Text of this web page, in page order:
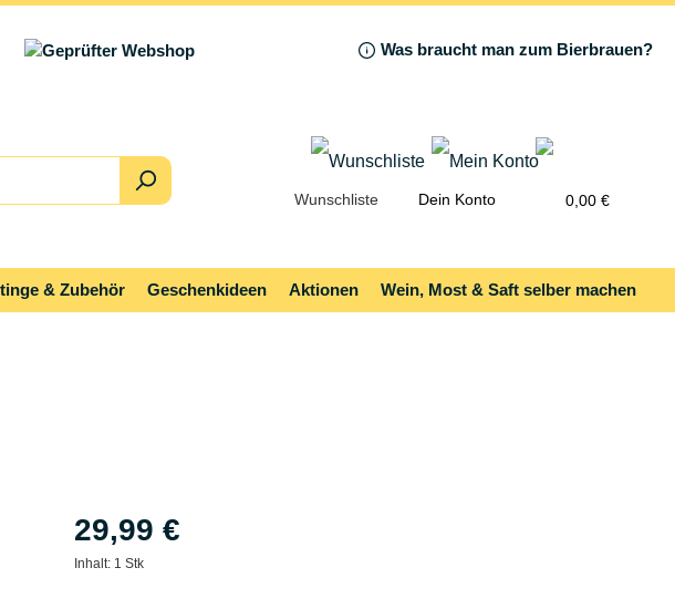
Was braucht man zum Bierbrauen?
Wunschliste Dein Konto 0,00 €
& Zubehör Geschenkideen Aktionen Wein, Most & Saft selber machen
29,99 €
Inhalt: 1 Stk